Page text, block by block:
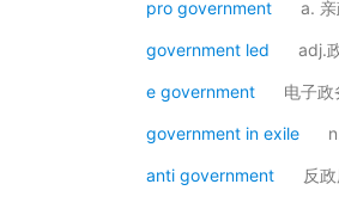
pro government a.
government led adj.
e government 电子政
government in exile
anti government 反